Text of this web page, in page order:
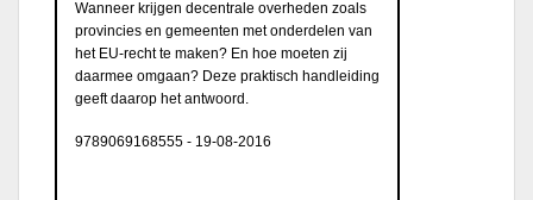
Wanneer krijgen decentrale overheden zoals
provincies en gemeenten met onderdelen van
het EU-recht te maken? En hoe moeten zij
daarmee omgaan? Deze praktisch handleiding
geeft daarop het antwoord.
9789069168555 - 19-08-2016